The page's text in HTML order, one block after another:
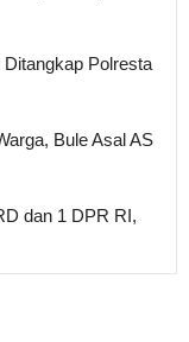
Polresta
Bule Asal AS
dan 1 DPR RI,